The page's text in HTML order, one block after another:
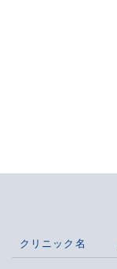
クリニック名